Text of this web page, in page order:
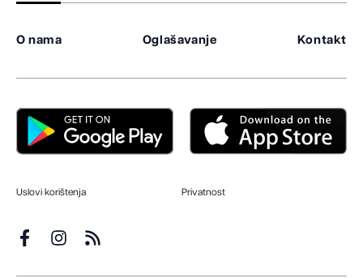
O nama Oglašavanje Kontakt
Uslovi korištenja Privatnost